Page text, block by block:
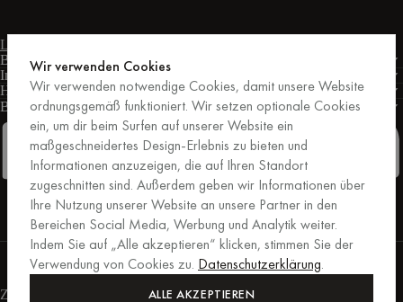
Live-Chat
Bedingungen
Informationen
Hilfe
Business PRO
FacebookInstagramLinkedin Pinterest
Einkäufe, die von Trusted Shops abgesichert sind.
Kaufschutz bis zu 20.000 €.
For those who care.
Zahlungsmethoden
Wir verwenden Cookies
Wir verwenden notwendige Cookies, damit unsere Website
ordnungsgemäß funktioniert. Wir setzen optionale Cookies
ein, um dir beim Surfen auf unserer Website ein
maßgeschneidertes Design-Erlebnis zu bieten und
Informationen anzuzeigen, die auf Ihren Standort
zugeschnitten sind. Außerdem geben wir Informationen über
Ihre Nutzung unserer Website an unsere Partner in den
Bereichen Social Media, Werbung und Analytik weiter.
Indem Sie auf „Alle akzeptieren“ klicken, stimmen Sie der
Verwendung von Cookies zu. Datenschutzerklärung.
ALLE AKZEPTIEREN